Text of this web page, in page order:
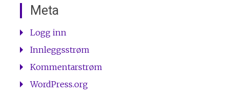
Meta
Logg inn
Innleggsstrøm
Kommentarstrøm
WordPress.org